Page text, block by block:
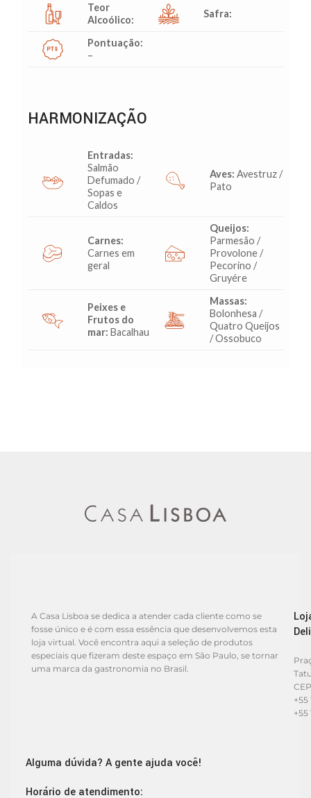
Teor
Alcoólico:
Safra:
Pontuação:
–
HARMONIZAÇÃO
Entradas:
Salmão
Defumado /
Sopas e
Caldos
Aves: Avestruz /
Pato
Carnes:
Carnes em
geral
Queijos:
Parmesão /
Provolone /
Pecorino /
Gruyére
Peixes e
Frutos do
mar: Bacalhau
Massas:
Bolonhesa /
Quatro Queijos
/ Ossobuco
A Casa Lisboa se dedica a atender cada cliente como se
fosse único e é com essa essência que desenvolvemos esta
loja virtual. Você encontra aqui a seleção de produtos
especiais que fizeram deste espaço em São Paulo, se tornar
uma marca da gastronomia no Brasil.
+55
+55
Alguma dúvida? A gente ajuda você!
Horário de atendimento: